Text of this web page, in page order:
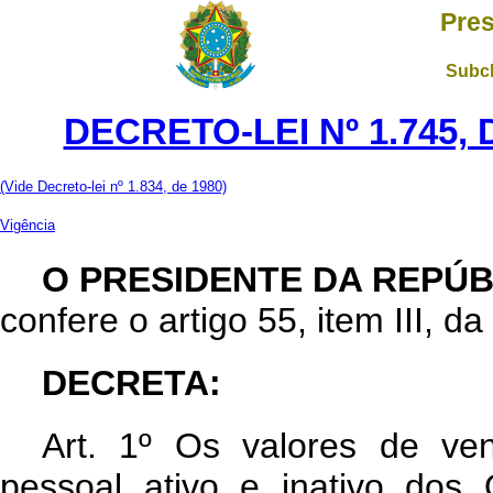
DECRETO-LEI Nº 1.745,
(Vide Decreto-lei nº 1.834, de 1980)
Vigência
O PRESIDENTE DA
confere o artigo 55, item III,
DECRETA:
Art. 1º Os valores de